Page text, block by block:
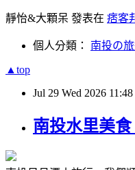
靜怡&大顆呆 發表在 痞客
個人分類： 南投の
▲top
Jul 29 Wed 2026 11:48
南投水里美